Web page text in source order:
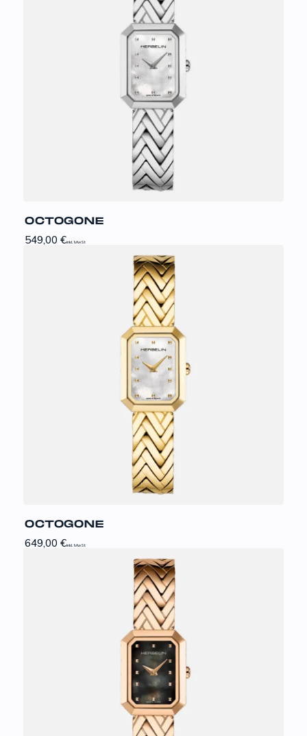
OCTOGONE
549,00€inkl. MwSt
OCTOGONE
649,00€inkl. MwSt